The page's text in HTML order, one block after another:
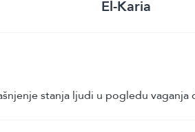
El-Karia
stanja ljudi u pogledu vaganja